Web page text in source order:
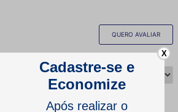
QUERO AVALIAR
X